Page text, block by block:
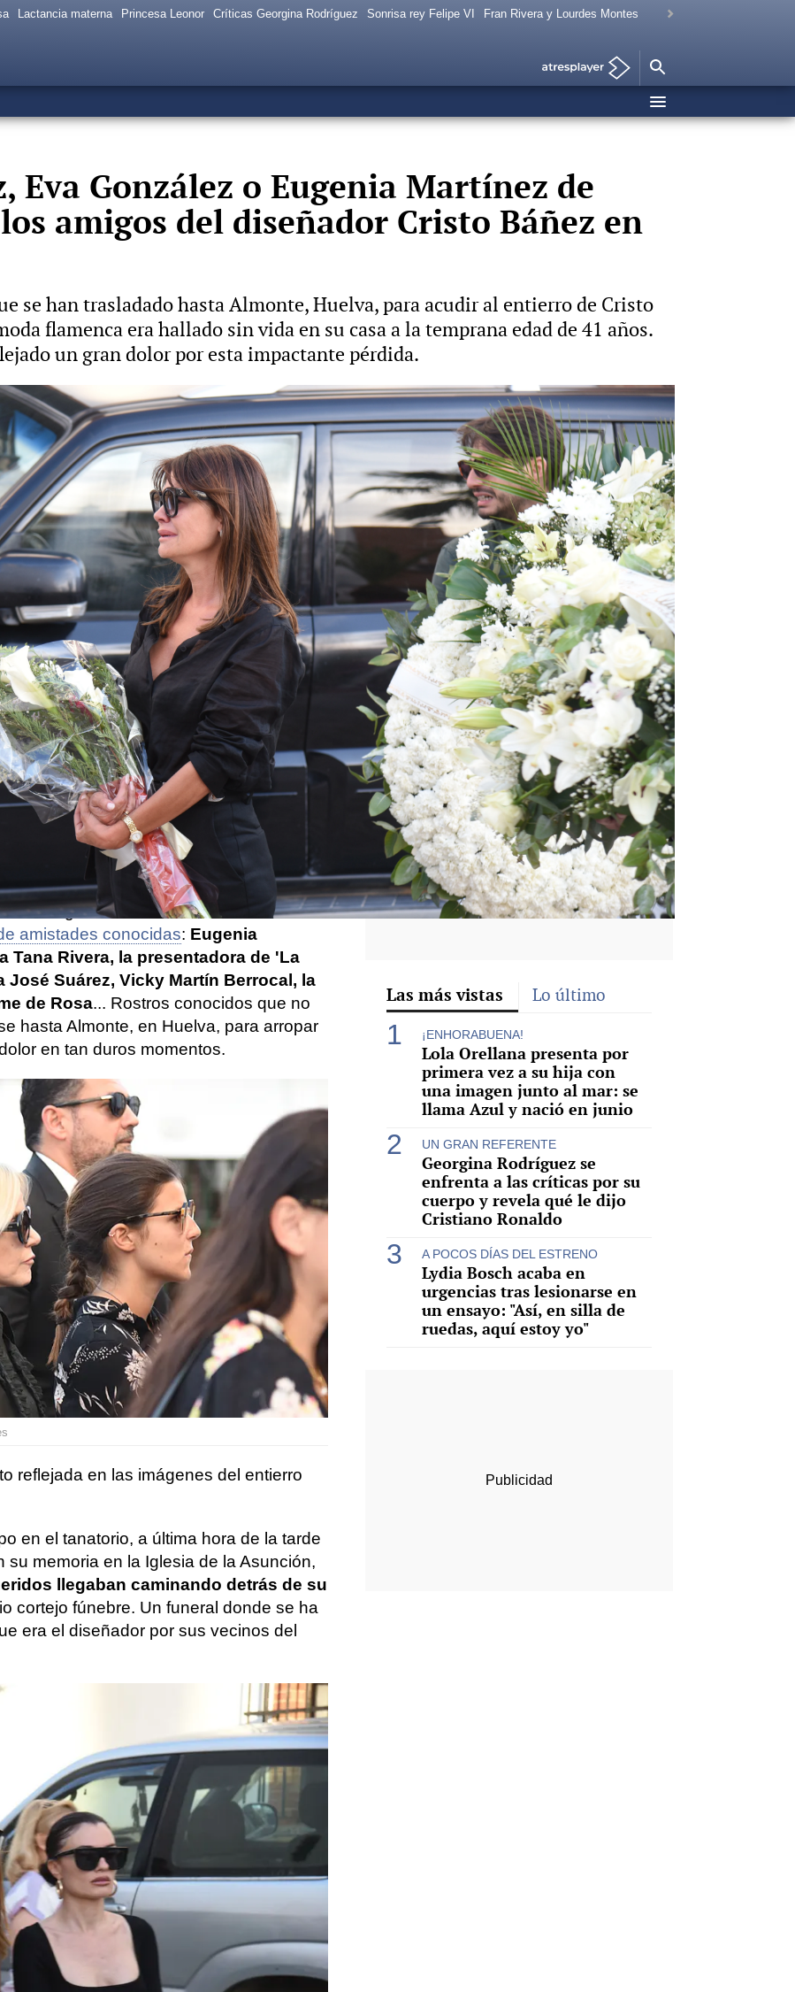
Lactancia materna Princesa Leonor Críticas Georgina Rodríguez Sonrisa rey Felipe VI Fran Rivera y Lourdes Montes
Eva González o Eugenia Martínez de
amigos del diseñador Cristo Báñez en
se han trasladado hasta Almonte, Huelva, para acudir al entierro de Cristo
flamenca era hallado sin vida en su casa a la temprana edad de 41 años.
un gran dolor por esta impactante pérdida.
Díaz, destrozadas por la muerte del diseñador Cristo Báñez: "Te llevas un pedacito de mí"
Cristo Báñez le hizo a su hija para su bautizo: "Gracias por esta memoria"
WhatsappFacebook
X Flipboard
la impactante noticia del
fallecimiento del
flamenca, Cristo Báñez
. El estilista era
casa de Sevilla a los 41 años
una gran conmoción, el diseñador
amistades conocidas: Eugenia
Tana Rivera, la presentadora de 'La
José Suárez, Vicky Martín Berrocal, la
de Rosa... Rostros conocidos que no
hasta Almonte, en Huelva, para arropar
en tan duros momentos.
reflejada en las imágenes del entierro
en el tanatorio, a última hora de la tarde
su memoria en la Iglesia de la Asunción,
llegaban caminando detrás de su
cortejo fúnebre. Un funeral donde se ha
era el diseñador por sus vecinos del
Las más vistas Lo último
¡ENHORABUENA!
Lola Orellana presenta por
primera vez a su hija con
una imagen junto al mar: se
llama Azul y nació en junio
UN GRAN REFERENTE
Georgina Rodríguez se
enfrenta a las críticas por su
cuerpo y revela qué le dijo
Cristiano Ronaldo
A POCOS DÍAS DEL ESTRENO
Lydia Bosch acaba en
urgencias tras lesionarse en
un ensayo: "Así, en silla de
ruedas, aquí estoy yo"